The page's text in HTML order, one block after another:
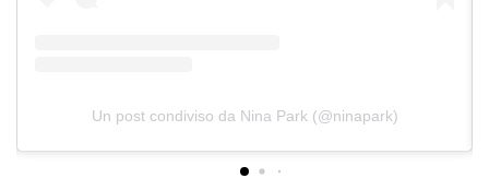
Un post condiviso da Nina Park (@ninapark)